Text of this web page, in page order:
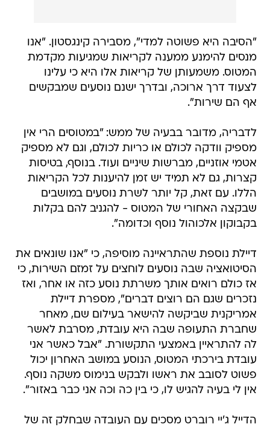
"הסיבה היא פשוטה למדי", מסבירה קינגסטון. "אנו
מנסים להימנע ממענה לקריאות שמגיעות מקדמת
המטוס. משמעותן של קריאות אלו היא כי עלינו
לצעוד דרך ארוכה, ובדרך ישנם נוסעים שמבקשים
אף הם שירות".
לדבריה, מדובר בבעיה של ממש: "במטוסים הרי אין
מספיק וודקה לכולם או כריות לכולם, וגם לא מספיק
אטמי אוזניים, מברשות שיניים ועוד. בנוסף, בטיסות
קצרות, גם לא תמיד יש זמן להיענות לכל הקריאות
הללו. עם זאת, קל יותר לשרת נוסעים במושבים
שבקצה האחורי של המטוס - להגניב להם בקלות
בקבוקון אלכוהול נוסף וכדומה".
דיילת נוספת שהתראיינה מוסיפה, כי "אנו שונאים את
הסיטואציה שבה נוסעים לוחצים על זמזם השירות, כי
אז כולם רואים אותך משרתת נוסע כזה או אחר, ואז
נזכרים שגם הם רוצים דברים", מספרת דיילת
אמריקנית שביקשה להישאר בעילום שם, מאחר
שחברת התעופה שבה היא עובדת, מסרבת לאשר
לה להתראיין באמצעי התקשורת. "אבל כאשר אני
עובדת בירכתי המטוס, הנוסע במושב האחרון יכול
פשוט לסובב את ראשו ולבקש בנימוס משקה נוסף.
אין לי בעיה להגיש לו, כי בין כה וכה אני כבר באזור".
הדייל ג'יי רוברט מסכים עם העובדה שבחלק זה של